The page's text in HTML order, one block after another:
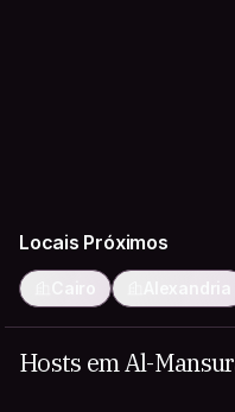
Locais Próximos
Cairo Alexandria
Hosts em Al-